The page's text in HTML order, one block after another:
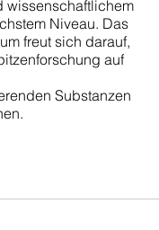
wissenschaftlichem
Niveau. Das
freut sich darauf,
auf
Substanzen